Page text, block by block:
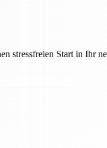
stressfreien Start in Ihr